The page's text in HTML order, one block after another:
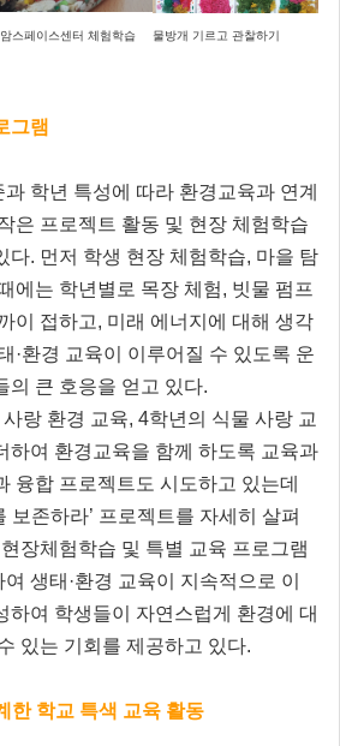
스페이스센터 체험학습 물방개 기르고 관찰하기
그램
학년 특성에 따라 환경교육과 연계
은 프로젝트 활동 및 현장 체험학습
다. 먼저 학생 현장 체험학습, 마을 탐
에는 학년별로 목장 체험, 빗물 펌프
이 접하고, 미래 에너지에 대해 생각
·환경 교육이 이루어질 수 있도록 운
의 큰 호응을 얻고 있다.
랑 환경 교육, 4학년의 식물 사랑 교
하여 환경교육을 함께 하도록 교육과
융합 프로젝트도 시도하고 있는데
보존하라’ 프로젝트를 자세히 살펴
장체험학습 및 특별 교육 프로그램
생태·환경 교육이 지속적으로 이
하여 학생들이 자연스럽게 환경에 대
있는 기회를 제공하고 있다.
한 학교 특색 교육 활동